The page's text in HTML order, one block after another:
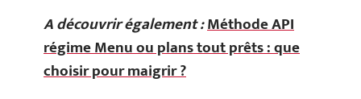
A découvrir également :Méthode API
régime Menu ou plans tout prêts : que
choisir pour maigrir ?